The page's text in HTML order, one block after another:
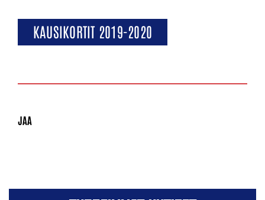
KAUSIKORTIT 2019-2020